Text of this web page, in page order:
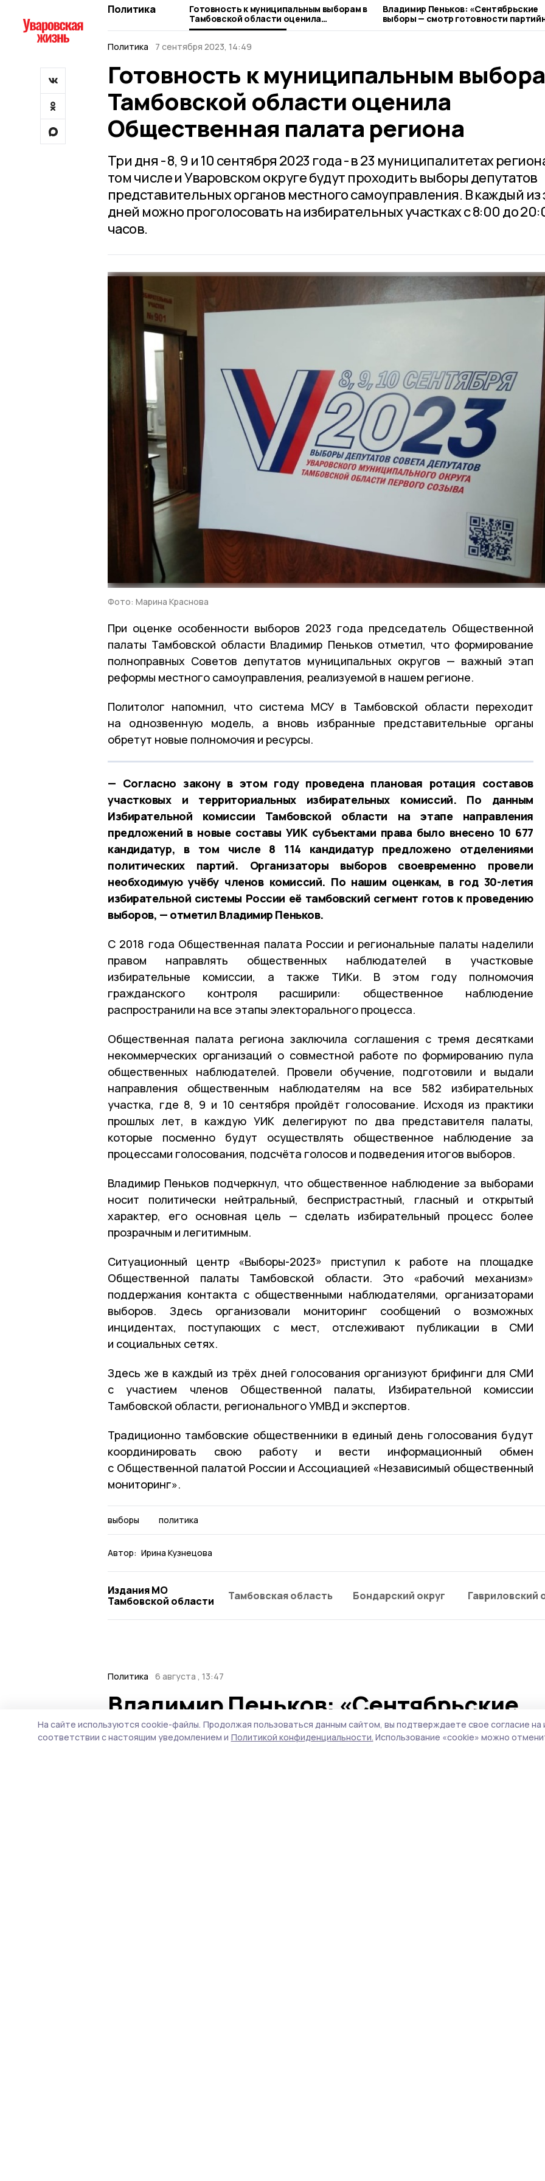
Политика
Готовность к муниципальным выборам в
Тамбовской области оценила
Общественная палата региона
Владимир Пеньков: «Сентябрьские
выборы — смотр готовности
системы»
Политика 7 сентября 2023, 14:49
Готовность к муниципальным
Тамбовской области оценила
Общественная палата региона
Три дня - 8, 9 и 10 сентября 2023 года - в 23 муниципалитетах
том числе и Уваровском округе будут проходить выборы депутатов
представительных органов местного самоуправления. В каждый из
дней можно проголосовать на избирательных участках с 8:00 до
часов.
Фото: Марина Краснова
При оценке особенности выборов 2023 года председатель Общественной
палаты Тамбовской области Владимир Пеньков отметил, что формирование
полноправных Советов депутатов муниципальных округов — важный этап
реформы местного самоуправления, реализуемой в нашем регионе.
Политолог напомнил, что система МСУ в Тамбовской области переходит
на однозвенную модель, а вновь избранные представительные органы
обретут новые полномочия и ресурсы.
— Согласно закону в этом году проведена плановая ротация составов
участковых и территориальных избирательных комиссий. По данным
Избирательной комиссии Тамбовской области на этапе направления
предложений в новые составы УИК субъектами права было внесено 10 677
кандидатур, в том числе 8 114 кандидатур предложено отделениями
политических партий. Организаторы выборов своевременно провели
необходимую учёбу членов комиссий. По нашим оценкам, в год 30-летия
избирательной системы России её тамбовский сегмент готов к проведению
выборов, — отметил Владимир Пеньков.
С 2018 года Общественная палата России и региональные палаты наделили
правом направлять общественных наблюдателей в участковые
избирательные комиссии, а также ТИКи. В этом году полномочия
гражданского контроля расширили: общественное наблюдение
распространили на все этапы электорального процесса.
Общественная палата региона заключила соглашения с тремя десятками
некоммерческих организаций о совместной работе по формированию пула
общественных наблюдателей. Провели обучение, подготовили и выдали
направления общественным наблюдателям на все 582 избирательных
участка, где 8, 9 и 10 сентября пройдёт голосование. Исходя из практики
прошлых лет, в каждую УИК делегируют по два представителя палаты,
которые посменно будут осуществлять общественное наблюдение за
процессами голосования, подсчёта голосов и подведения итогов выборов.
Владимир Пеньков подчеркнул, что общественное наблюдение за выборами
носит политически нейтральный, беспристрастный, гласный и открытый
характер, его основная цель — сделать избирательный процесс более
прозрачным и легитимным.
Ситуационный центр «Выборы-2023» приступил к работе на площадке
Общественной палаты Тамбовской области. Это «рабочий механизм»
поддержания контакта с общественными наблюдателями, организаторами
выборов. Здесь организовали мониторинг сообщений о возможных
инцидентах, поступающих с мест, отслеживают публикации в СМИ
и социальных сетях.
Здесь же в каждый из трёх дней голосования организуют брифинги для СМИ
с участием членов Общественной палаты, Избирательной комиссии
Тамбовской области, регионального УМВД и экспертов.
Традиционно тамбовские общественники в единый день голосования будут
координировать свою работу и вести информационный обмен
с Общественной палатой России и Ассоциацией «Независимый общественный
мониторинг».
выборы политика
Автор: Ирина Кузнецова
Издания МО
Тамбовской области
Тамбовская область Бондарский округ Гавриловский
Политика 6 августа , 13:47
Владимир Пеньков: «Сентябрьские
выборы — смотр готовности
На сайте используются cookie-файлы. Продолжая пользоваться данным сайтом, вы подтверждаете свое согласие на
соответствии с настоящим уведомлением и Политикой конфиденциальности. Использование «cookie» можно